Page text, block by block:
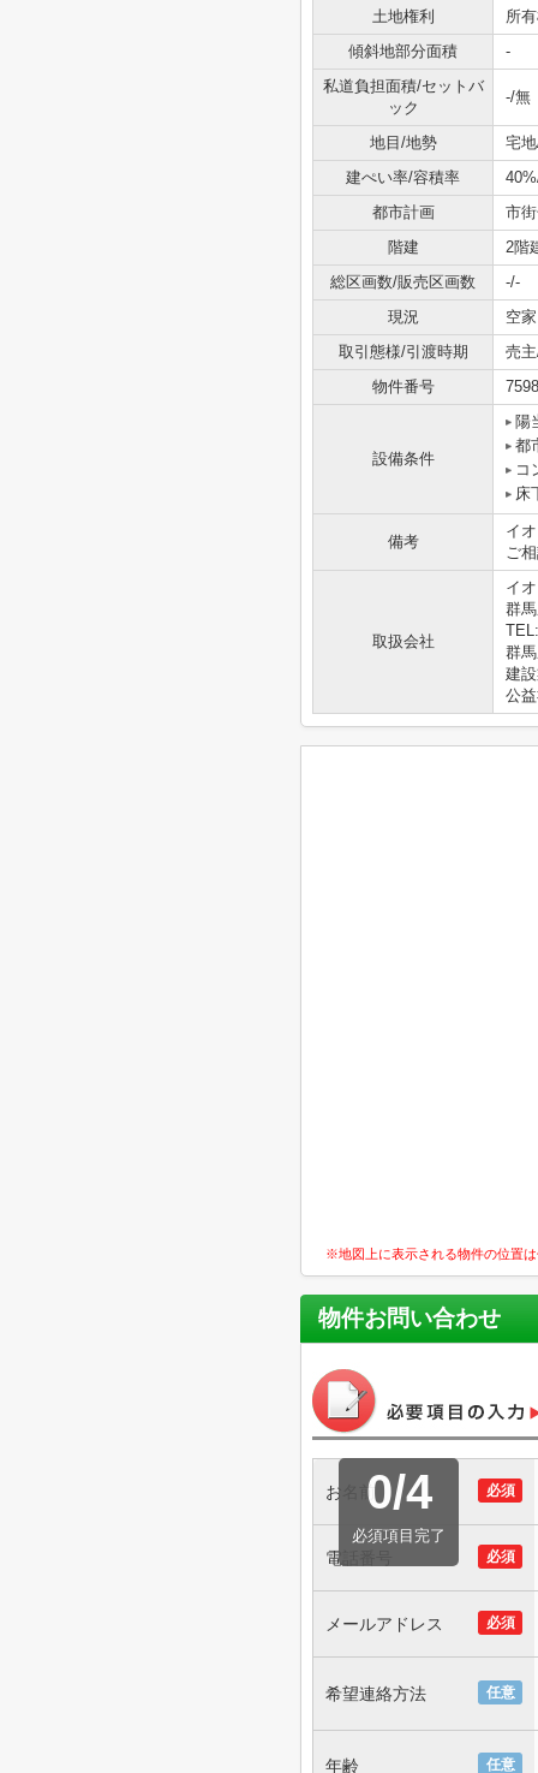
土地権利
所
傾斜地部分面積
-
私道負担面積/セットバ
ック
-/無
地目/地勢
宅
建ぺい率/容積率
都市計画
市
階建
2階
総区画数/販売区画数
-/-
現況
空家
取引態様/引渡時期
売
物件番号
設備条件
陽
都
コ
床
備考
イ
ご
取扱会社
イ
群
群
建
公
※地図上に表示される物件の位置
物件お問い合わせ
0/4
必須項目完了
必須
お名前
必須
電話番号
必須
メールアドレス
任意
希望連絡方法
任意
年齢